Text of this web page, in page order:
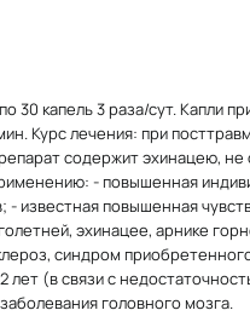
30 капель 3 раза/сут. Капли
Курс лечения: при
содержит эхинацею, не
- повышенная
повышенная
эхинацее, арнике
синдром
(в связи с
головного мозга.